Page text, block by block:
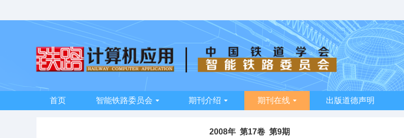
首页 智能铁路委员会 期刊介绍 期刊在线 出版道德声明
2008年 第17卷 第9期